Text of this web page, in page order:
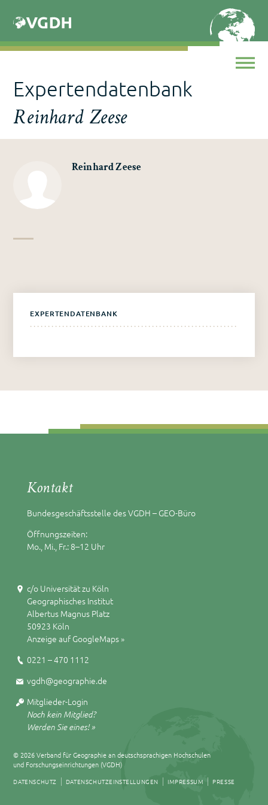
content
Expertendatenbank
Reinhard Zeese
Reinhard Zeese
EXPERTENDATENBANK
Kontakt
Bundesgeschäftsstelle des VGDH – GEO-Büro
Öffnungszeiten:
Mo., Mi., Fr.: 8–12 Uhr
c/o Universität zu Köln
Geographisches Institut
Albertus Magnus Platz
50923 Köln
Anzeige auf GoogleMaps »
0221 – 470 1112
vgdh@geographie.de
Mitglieder-Login
Noch kein Mitglied?
Werden Sie eines! »
© 2026 Verband für Geographie an deutschsprachigen Hochschulen
und Forschungseinrichtungen (VGDH)
DATENSCHUTZ DATENSCHUTZEINSTELLUNGEN IMPRESSUM PRESSE